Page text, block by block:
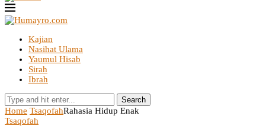
Kajian
Nasihat Ulama
Yaumul Hisab
Sirah
Ibrah
Search
Home TsaqofahRahasia Hidup Enak
Tsaqofah